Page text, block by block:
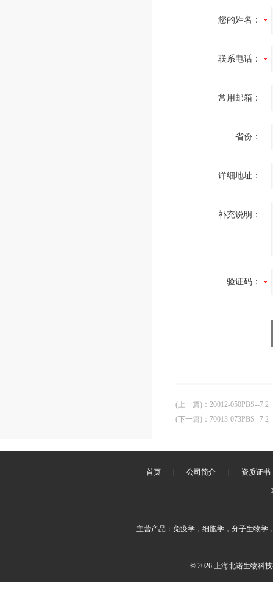
您的姓名：
联系电话：
常用邮箱：
省份：
详细地址：
补充说明：
验证码：
(上一篇) ： 20012-050PBS--
(下一篇) ： 70013-073PBS--
首页 公司简介 资质证书
主营产品：免疫学，细胞学，分子生物学
© 2026 上海北诺生物科